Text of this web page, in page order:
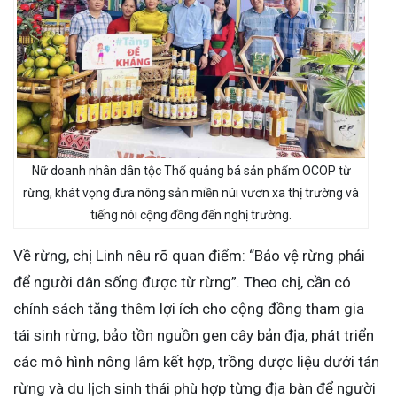
Nữ doanh nhân dân tộc Thổ quảng bá sản phẩm OCOP từ
rừng, khát vọng đưa nông sản miền núi vươn xa thị trường và
tiếng nói cộng đồng đến nghị trường.
Về rừng, chị Linh nêu rõ quan điểm: “Bảo vệ rừng phải
để người dân sống được từ rừng”. Theo chị, cần có
chính sách tăng thêm lợi ích cho cộng đồng tham gia
tái sinh rừng, bảo tồn nguồn gen cây bản địa, phát triển
các mô hình nông lâm kết hợp, trồng dược liệu dưới tán
rừng và du lịch sinh thái phù hợp từng địa bàn để người